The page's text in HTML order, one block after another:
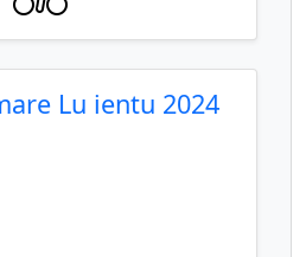
Lu ientu 2024